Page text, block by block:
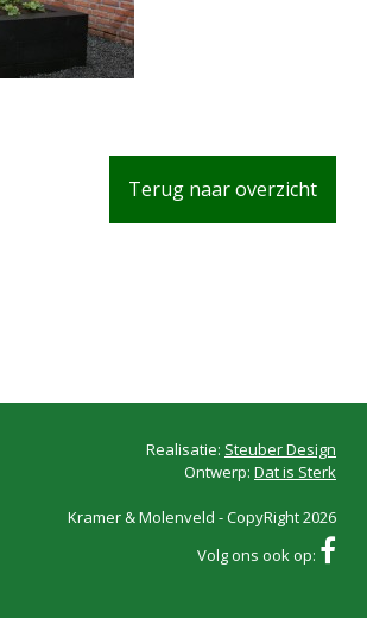
Terug naar overzicht
Realisatie: Steuber Design
Ontwerp: Dat is Sterk
Kramer & Molenveld - CopyRight 2026
Volg ons ook op: